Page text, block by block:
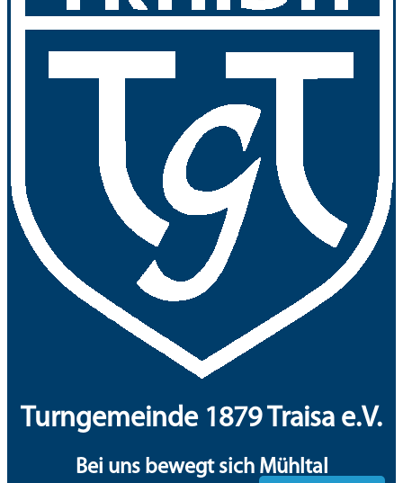
Turngemeinde 1879 Traisa e.V.
Bei uns bewegt sich Mühltal